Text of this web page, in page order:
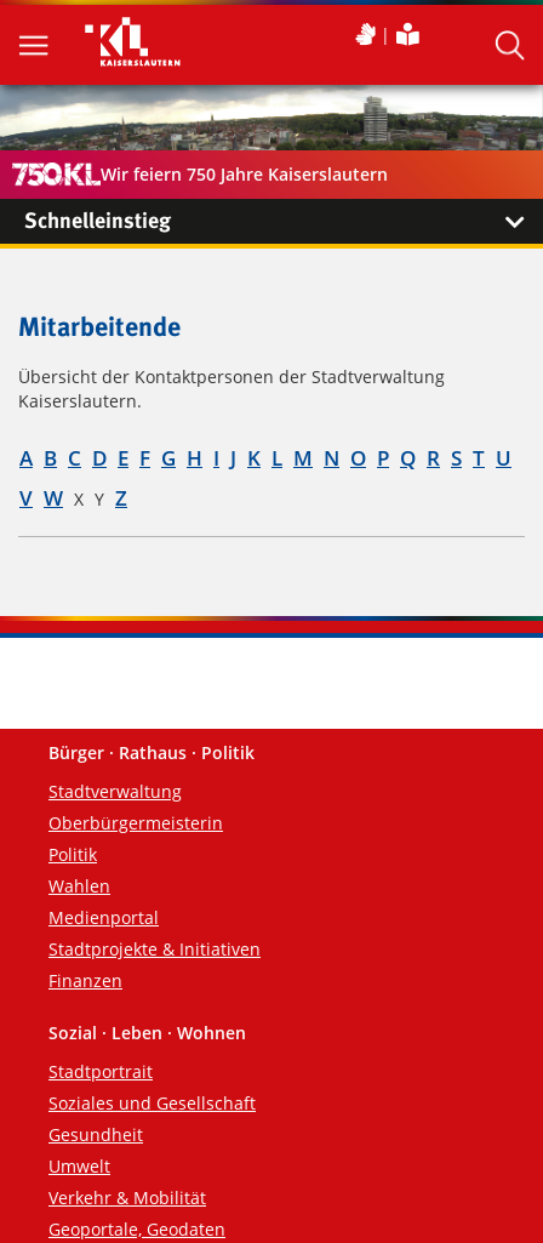
Wir feiern 750 Jahre Kaiserslautern
Schnelleinstieg
Mitarbeitende
Übersicht der Kontaktpersonen der Stadtverwaltung
Kaiserslautern.
A B C D E F G H I J K L M N O P Q R S T U
V W X Y Z
Fußzeile
Bürger · Rathaus · Politik
Stadtverwaltung
Oberbürgermeisterin
Politik
Wahlen
Medienportal
Stadtprojekte & Initiativen
Finanzen
Sozial · Leben · Wohnen
Stadtportrait
Soziales und Gesellschaft
Gesundheit
Umwelt
Verkehr & Mobilität
Geoportale, Geodaten